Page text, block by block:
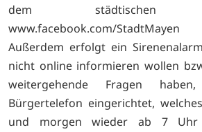
dem städtischen
www.facebook.com/
Außerdem erfolgt ein
nicht online informieren wollen
weitergehende Fragen
Bürgertelefon eingerichtet,
und morgen wieder ab 7 Uhr